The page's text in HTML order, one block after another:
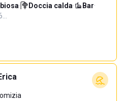
· Doccia calda· Bar·